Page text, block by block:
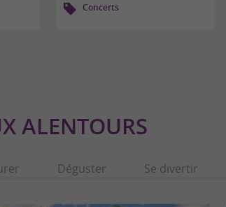
Concerts
ALENTOURS
Déguster Se divertir